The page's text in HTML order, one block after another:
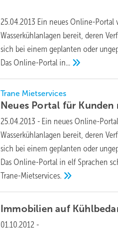
25.04.2013 Ein neues Online-
Wasserkühlanlagen bereit, deren
sich bei einem geplanten oder
Das Online-Portal in...
Trane Mietservices
Neues Portal für
25.04.2013 - Ein neues Online-
Wasserkühlanlagen bereit, deren
sich bei einem geplanten oder
Das Online-Portal in elf Sprachen
Trane-Mietservices.
Immobilien auf
01.10.2012 -